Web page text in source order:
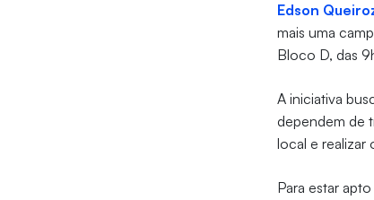
Edson
mais uma
Bloco D, das
A iniciativa
dependem de
local e realizar
Para estar